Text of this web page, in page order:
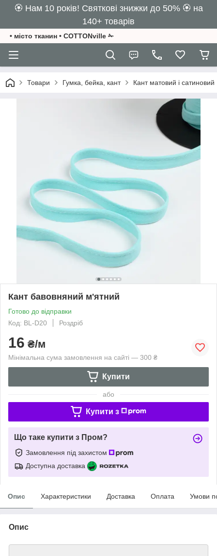
🏵️ Нам 10 років! Святкові знижки до 50% 🏵️ на
140+ товарів
• місто тканин • COTTONville ✁
Товари Гумка, бейка, кант Кант матовий і сатиновий
Кант бавовняний м'ятний
Готово до відправки
Код: BL-D20
Роздріб
16 ₴/м
Мінімальна сума замовлення на сайті — 300 ₴
Купити
або
Купити з
Що таке купити з Пром?
Замовлення під захистом
Доступна доставка
Опис Характеристики Доставка Оплата Умови
Опис